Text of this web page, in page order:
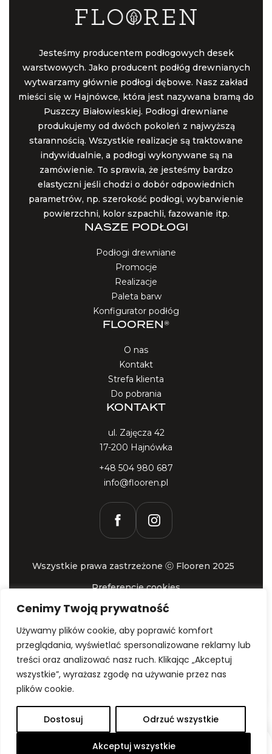
Cenimy Twoją prywatność
Używamy plików cookie, aby poprawić komfort
przeglądania, wyświetlać spersonalizowane reklamy lub
treści oraz analizować nasz ruch. Klikając „Akceptuj
wszystkie”, wyrażasz zgodę na używanie przez nas
plików cookie.
Dostosuj Odrzuć wszystkie
Akceptuj wszystkie
Jesteśmy producentem podłogowych desek
warstwowych. Jako producent podłóg drewnianych
wytwarzamy głównie podłogi dębowe. Nasz zakład
mieści się w Hajnówce, która jest nazywana bramą do
Puszczy Białowieskiej. Podłogi drewniane
produkujemy od dwóch pokoleń z najwyższą
starannością. Wszystkie realizacje są traktowane
indywidualnie, a podłogi wykonywane są na
zamówienie. To sprawia, że jesteśmy bardzo
elastyczni jeśli chodzi o dobór odpowiednich
parametrów, np. szerokość podłogi, wybarwienie
powierzchni, kolor szpachli, fazowanie itp.
NASZE PODŁOGI
Podłogi drewniane
Promocje
Realizacje
Paleta barw
Konfigurator podłóg
FLOOREN®
O nas
Kontakt
Strefa klienta
Do pobrania
KONTAKT
ul. Zajęcza 42
17-200 Hajnówka
+48 504 980 687
info@flooren.pl
Wszystkie prawa zastrzeżone ⓒ Flooren 2025
Preferencje cookies